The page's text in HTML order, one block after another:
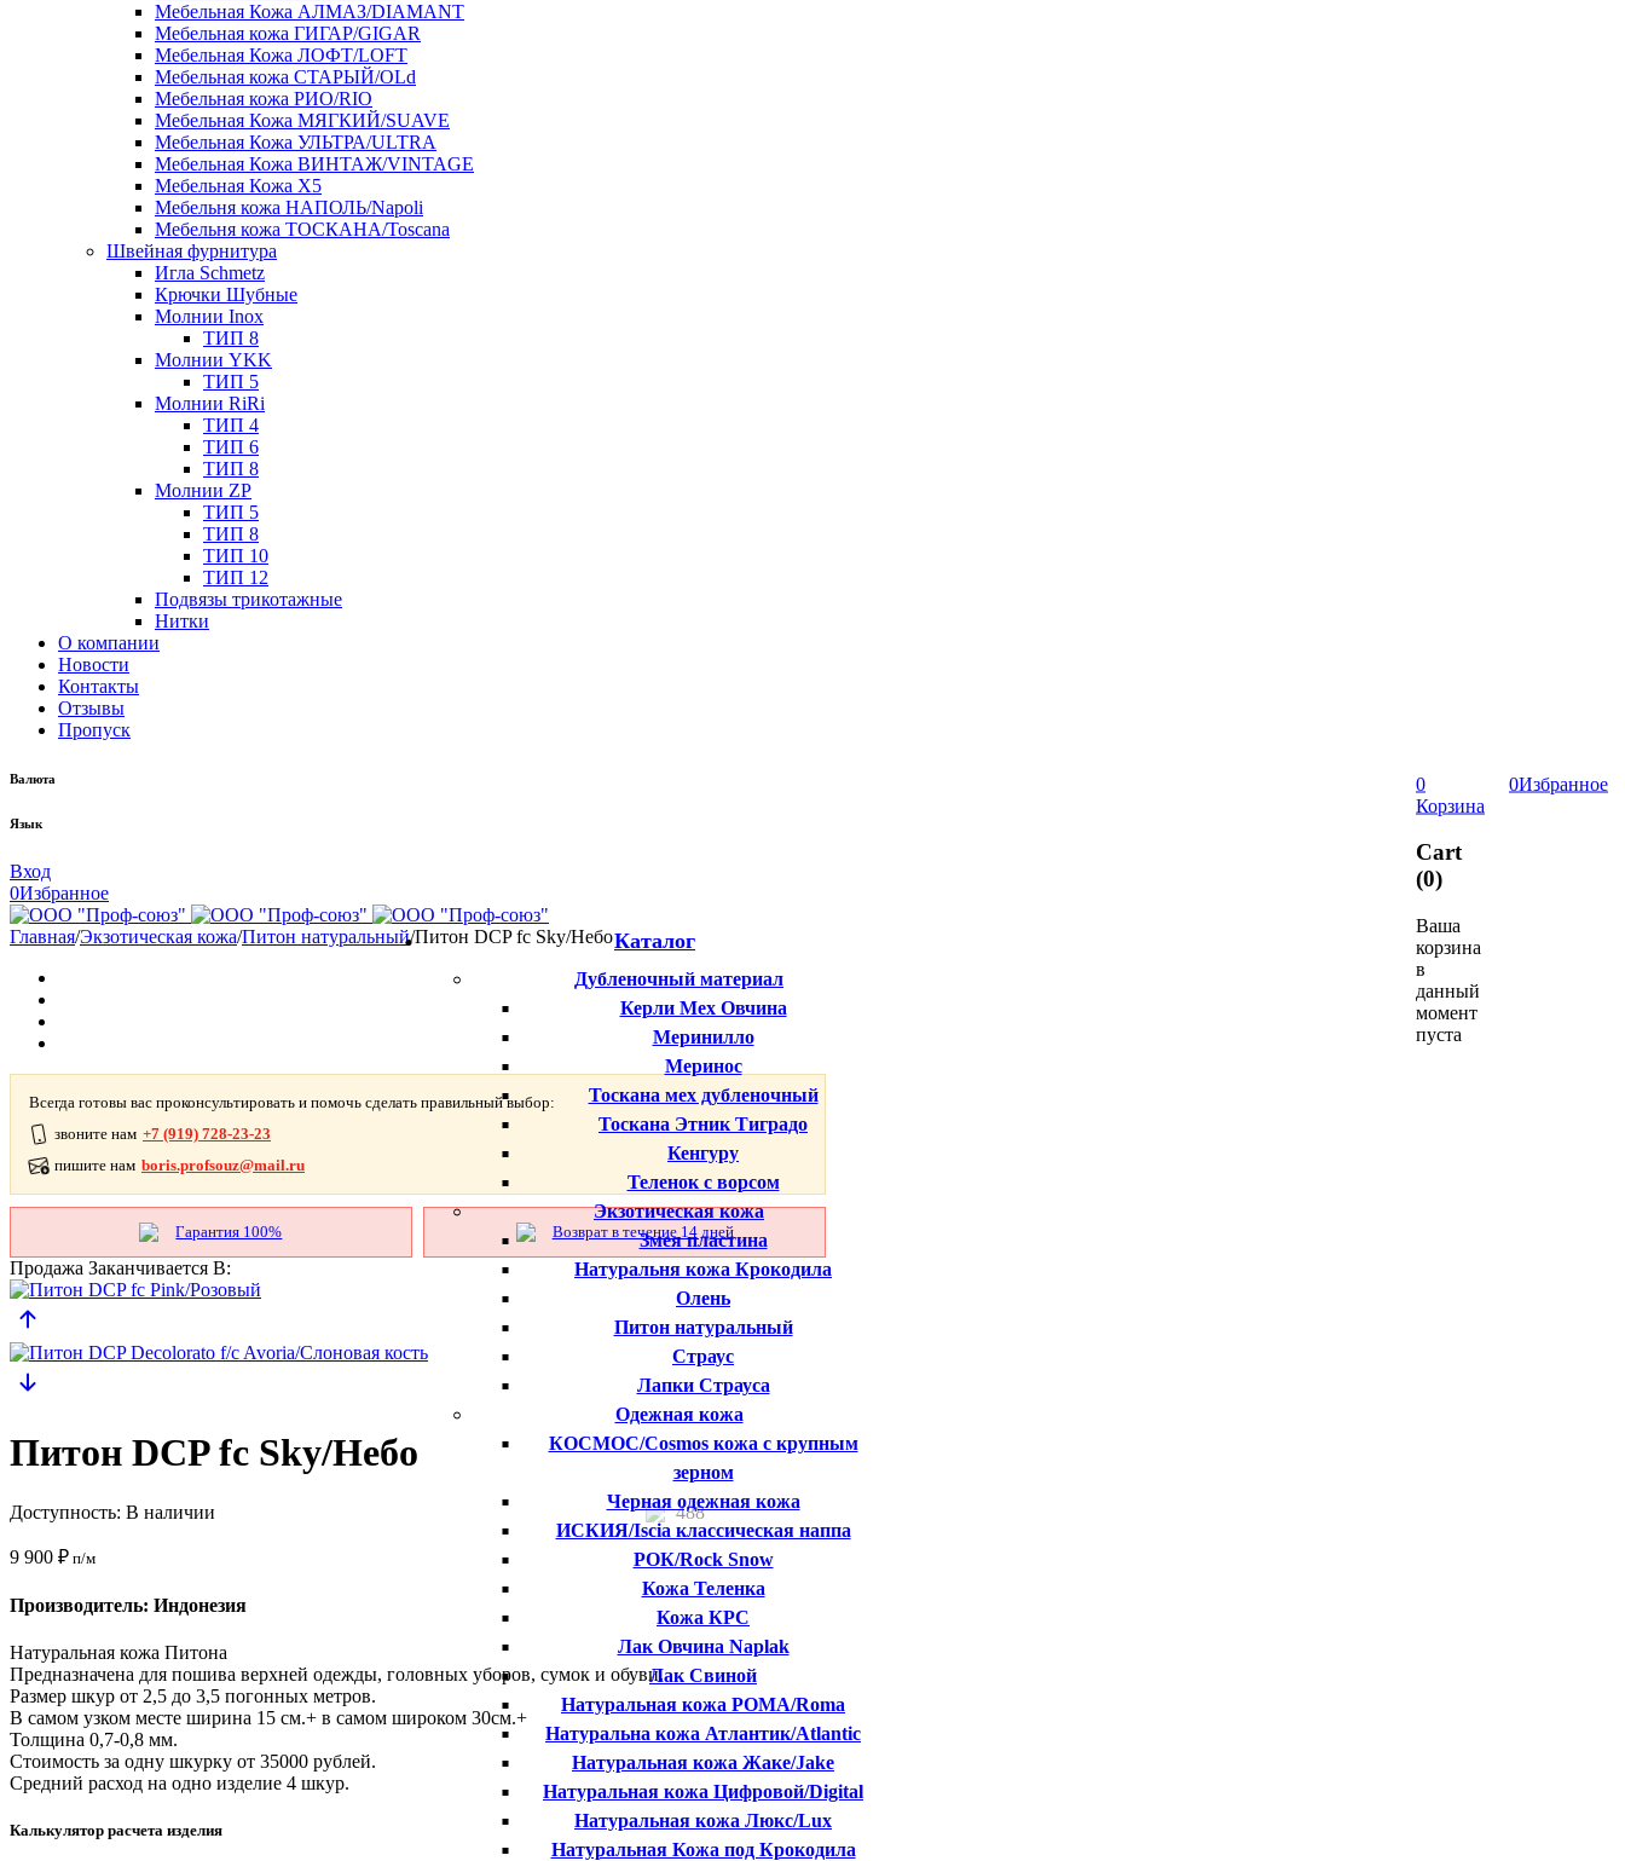
Мебельная Кожа АЛМАЗ/DIAMANT
Мебельная кожа ГИГАР/GIGAR
Мебельная Кожа ЛОФТ/LOFT
Мебельная кожа СТАРЫЙ/OLd
Мебельная кожа РИО/RIO
Мебельная Кожа МЯГКИЙ/SUAVE
Мебельная Кожа УЛЬТРА/ULTRA
Мебельная Кожа ВИНТАЖ/VINTAGE
Мебельная Кожа X5
Мебельня кожа НАПОЛЬ/Napoli
Мебельня кожа ТОСКАНА/Toscana
Швейная фурнитура
Игла Schmetz
Крючки Шубные
Молнии Inox
ТИП 8
Молнии YKK
ТИП 5
Молнии RiRi
ТИП 4
ТИП 6
ТИП 8
Молнии ZP
ТИП 5
ТИП 8
ТИП 10
ТИП 12
Подвязы трикотажные
Нитки
О компании
Новости
Контакты
Отзывы
Пропуск
Валюта
Язык
Вход
0Избранное
Каталог
Дубленочный материал
Керли Мех Овчина
Меринилло
Меринос
Тоскана мех дубленочный
Тоскана Этник Тиградо
Кенгуру
Теленок с ворсом
Экзотическая кожа
Змея пластина
Натуральня кожа Крокодила
Олень
Питон натуральный
Страус
Лапки Страуса
Одежная кожа
КОСМОС/Cosmos кожа с крупным
зерном
Черная одежная кожа
ИСКИЯ/Iscia классическая наппа
РОК/Rock Snow
Кожа Теленка
Кожа КРС
Лак Овчина Naplak
Лак Свиной
Натуральная кожа РОМА/Roma
Натуральна кожа Атлантик/Atlantic
Натуральная кожа Жаке/Jake
Натуральная кожа Цифровой/Digital
Натуральная кожа Люкс/Lux
Натуральная Кожа под Крокодила
0
Корзина
Cart
(0)
Ваша
корзина
в
данный
момент
пуста
0Избранное
Главная/Экзотическая кожа/Питон натуральный/Питон DCP fc Sky/Небо
Всегда готовы вас проконсультировать и помочь сделать правильный выбор:
звоните нам +7 (919) 728-23-23
пишите нам boris.profsouz@mail.ru
Гарантия 100% Возврат в течение 14 дней
Продажа Заканчивается В:
Питон DCP fc Sky/Небо
488
Доступность: В наличии
9 900 ₽ п/м
Производитель: Индонезия
Натуральная кожа Питона
Предназначена для пошива верхней одежды, головных уборов, сумок и обуви.
Размер шкур от 2,5 до 3,5 погонных метров.
В самом узком месте ширина 15 см.+ в самом широком 30см.+
Толщина 0,7-0,8 мм.
Стоимость за одну шкурку от 35000 рублей.
Средний расход на одно изделие 4 шкур.
Калькулятор расчета изделия